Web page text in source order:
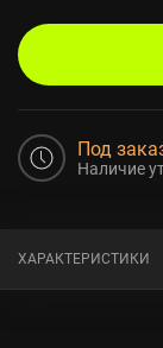
Под
Наличие
ХАРАКТЕРИСТИКИ